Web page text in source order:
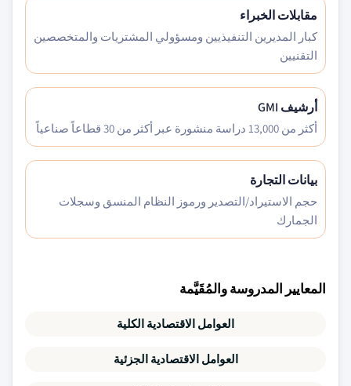
مقابلات الخبراء
كبار المديرين التنفيذيين ومسؤولي المشتريات والمتخصصين
التقنيين
أرشيف GMI
أكثر من 13,000 دراسة منشورة عبر أكثر من 30 قطاعاً صناعياً
بيانات التجارة
حجم الاستيراد/التصدير ورموز النظام المنسق وسجلات
الجمارك
المعايير المدروسة والمُقَيَّمة
العوامل الاقتصادية الكلية
العوامل الاقتصادية الجزئية